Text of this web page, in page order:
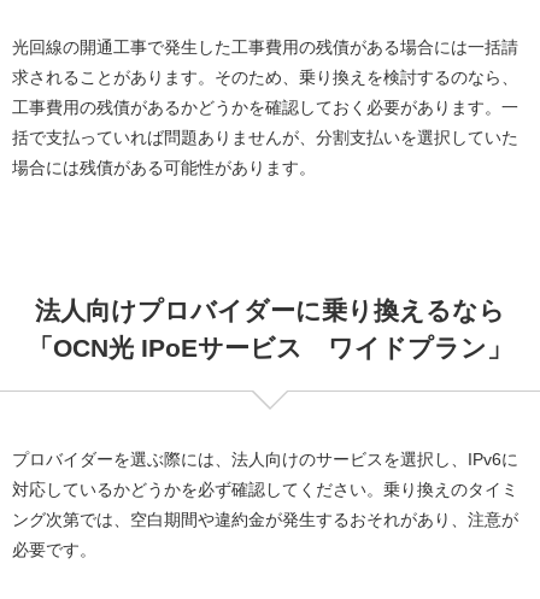
光回線の開通工事で発生した工事費用の残債がある場合には一括請
求されることがあります。そのため、乗り換えを検討するのなら、
工事費用の残債があるかどうかを確認しておく必要があります。一
括で支払っていれば問題ありませんが、分割支払いを選択していた
場合には残債がある可能性があります。
法人向けプロバイダーに乗り換えるなら
「OCN光 IPoEサービス ワイドプラン」
プロバイダーを選ぶ際には、法人向けのサービスを選択し、IPv6に
対応しているかどうかを必ず確認してください。乗り換えのタイミ
ング次第では、空白期間や違約金が発生するおそれがあり、注意が
必要です。